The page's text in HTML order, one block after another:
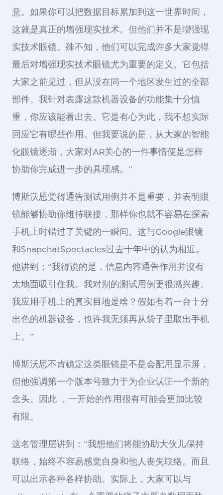
意。如果你可以把数据目标累加到这一世界时间，
这就是真正的增强现实技术。但他们并不是增强现
实技术眼镜。殊不知，他们可以完成许多大家觉得
最后对增强现实技术眼镜尤为重要的定义。它包括
大家之前见过，但从没在同一个地区发生过的全部
部件。我针对表露这款机器设备的功能集十分慎
重，你应该能看出去。它是有心为此，我不想实际
回应它有哪些作用。但我要说的是，从大家的智能
化眼镜逐渐，大家对AR关心的一件事情便是怎样
协助你完成进一步的具现感。”
博斯沃思觉得通告测试用例并不是重要，并表明眼
镜能够协助你维持联接，那样你也就不容易在探索
手机上时错过了关键的一瞬间。这与Google眼镜
和SnapchatSpectacles过去十年中的认为相近。
他讲到：“我得说的是，信息内容通告作用并沒有
太地面吸引住我。我对别的测试用例更很感兴趣。
我应用手机上的真实目地是啥？假如有着一台十分
出色的机器设备，也许我无须再从袋子里取出手机
上。”
博斯沃思不肯确定这类眼镜是不是会配用显示屏，
但他强调第一个版本号致力于为企业认证一个新的
念头。因此 ，一开始的作用很有可能会更加比较
有限。
这名管理层讲到：“我想他们将能协助大伙儿保持
联络，始终不容易感觉自身和他人丧失联络。而且
可以出示各种各样协助。实际上，大家可以与